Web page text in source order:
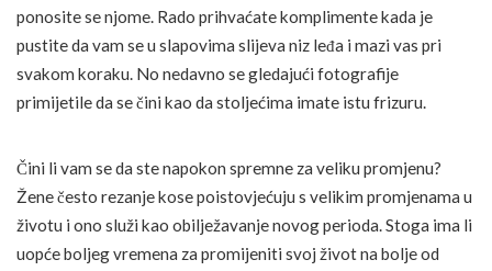
ponosite se njome. Rado prihvaćate komplimente kada je
pustite da vam se u slapovima slijeva niz leđa i mazi vas pri
svakom koraku. No nedavno se gledajući fotografije
primijetile da se čini kao da stoljećima imate istu frizuru.
Čini li vam se da ste napokon spremne za veliku promjenu?
Žene često rezanje kose poistovjećuju s velikim promjenama u
životu i ono služi kao obilježavanje novog perioda. Stoga ima li
uopće boljeg vremena za promijeniti svoj život na bolje od